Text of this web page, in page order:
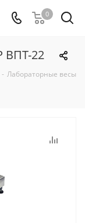
0
ВПТ-22
- Лабораторные весы